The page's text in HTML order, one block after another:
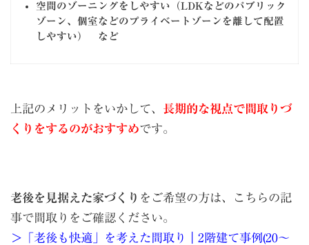
空間のゾーニングをしやすい（LDKなどのパブリック
ゾーン、個室などのプライベートゾーンを離して配置
しやすい） など
上記のメリットをいかして、 長期的な視点で間取りづ
くりをするのがおすすめです。
老後を見据えた家づくり をご希望の方は、こちらの記
事で間取りをご確認ください。
＞「老後も快適」を考えた間取り｜2階建て事例(20〜